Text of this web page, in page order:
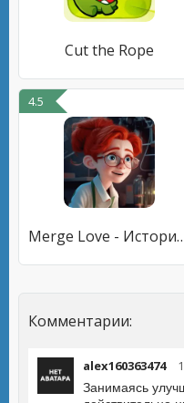
Cut the Rope
4.5
Merge Love
Комментарии:
alex160363474
Занимаясь